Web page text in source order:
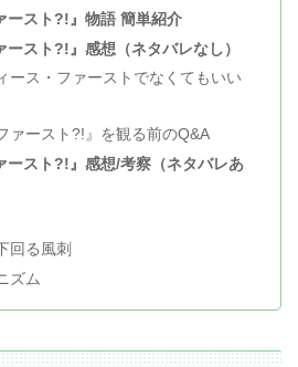
ースト?!』物語 簡単紹介
ースト?!』感想（ネタバレなし）
ース・ファーストでなくてもいい
ァースト?!』を観る前のQ&A
ースト?!』感想/考察（ネタバレあ
回る風刺
ズム